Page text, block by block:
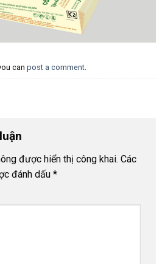
can post a comment
được hiển thị công khai. Các
đánh dấu *